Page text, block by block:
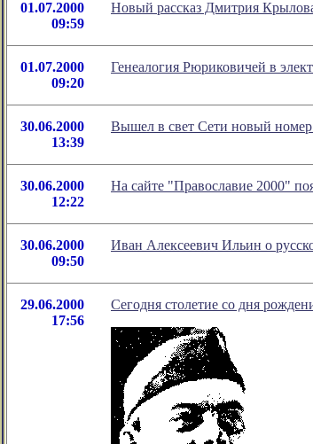
01.07.2000
09:59
Новый рассказ Дмитрия
01.07.2000
09:20
Генеалогия Рюриковичей в
30.06.2000
13:39
Вышел в свет Сети новый
30.06.2000
12:22
На сайте "Православие 2000"
30.06.2000
09:50
Иван Алексеевич Ильин о
29.06.2000
17:56
Сегодня столетие со дня